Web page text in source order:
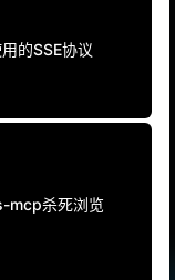
的SSE协议
mcp杀死浏览